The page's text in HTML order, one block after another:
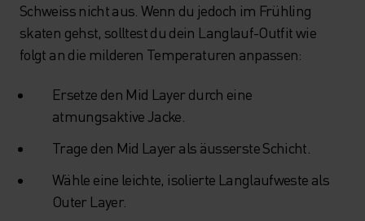
Schweiss nicht aus. Wenn du jedoch im Frühling
skaten gehst, solltest du dein Langlauf-Outfit wie
folgt an die milderen Temperaturen anpassen:
Ersetze den Mid Layer durch eine
atmungsaktive Jacke.
Trage den Mid Layer als äusserste Schicht.
Wähle eine leichte, isolierte Langlaufweste als
Outer Layer.